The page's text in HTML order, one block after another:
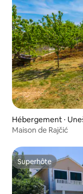
Hébergement ⋅
Maison de Rajčić
Superhôte
Superhôte